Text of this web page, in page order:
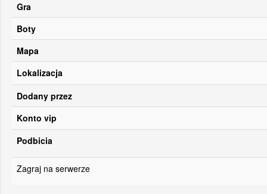
Gra
Boty
Mapa
Lokalizacja
Dodany przez
Konto vip
Podbicia
Zagraj na serwerze